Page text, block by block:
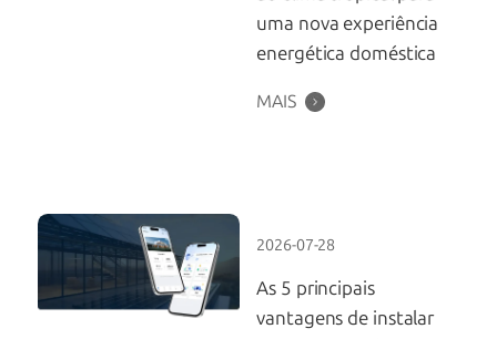
uma nova experiência
energética doméstica
MAIS
2026-07-28
As 5 principais
vantagens de instalar